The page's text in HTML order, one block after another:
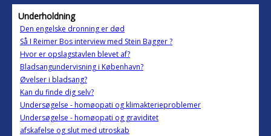
Underholdning
Den engelske dronning er død
Så I Reimer Bos interview med Stein Bagger ?
Hvor er opslagstavlen blevet af?
Bladsangundervisning i København?
Øvelser i bladsang?
Kan du finde dig selv?
Undersøgelse - homøopati og klimakterieproblemer
Undersøgelse - homøopati og graviditet
afskafelse og slut med utroskab